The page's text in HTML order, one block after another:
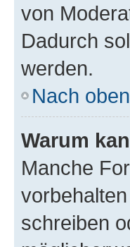
von
Dadurch
werden.
Nach oben
Warum
Manche
schreiben